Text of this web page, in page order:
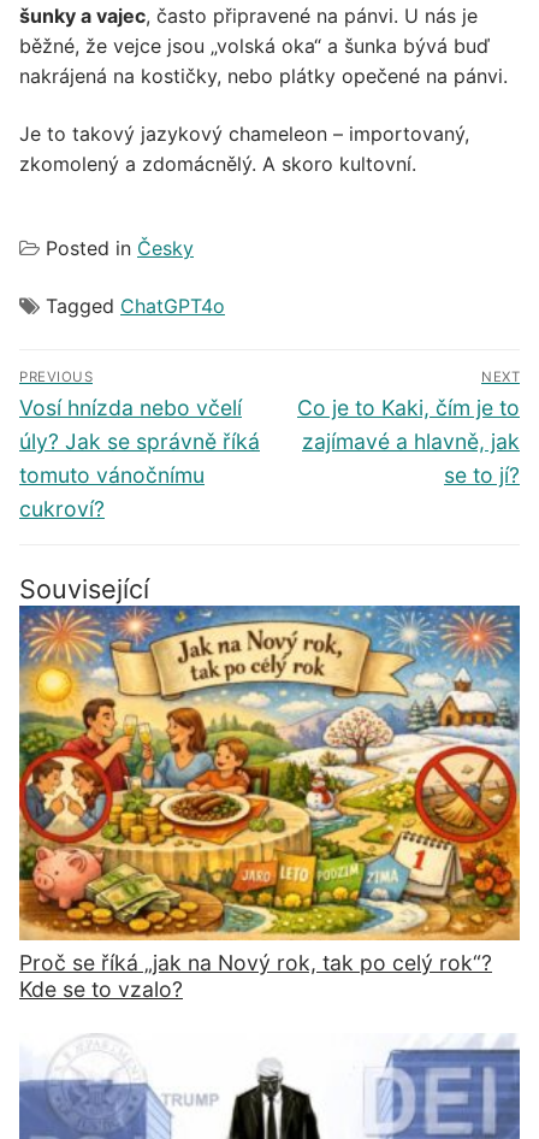
šunky a vajec, často připravené na pánvi. U nás je
běžné, že vejce jsou „volská oka“ a šunka bývá buď
nakrájená na kostičky, nebo plátky opečené na pánvi.
Je to takový jazykový chameleon – importovaný,
zkomolený a zdomácnělý. A skoro kultovní.
Posted in Česky
Tagged ChatGPT4o
Navigace
pro
příspěvek
PREVIOUS
Předchozí
příspěvek
Vosí hnízda nebo včelí
úly? Jak se správně říká
tomuto vánočnímu
cukroví?
NEXT
Další
příspěvek
Co je to Kaki, čím je to
zajímavé a hlavně, jak
se to jí?
Související
Proč se říká „jak na Nový rok, tak po celý rok“?
Kde se to vzalo?